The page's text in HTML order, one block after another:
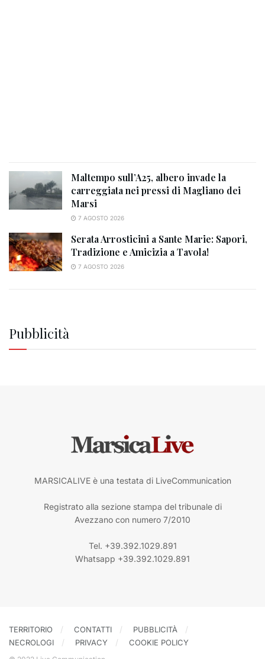
Maltempo sull’A25, albero invade la
carreggiata nei pressi di Magliano dei
Marsi
7 AGOSTO 2026
Serata Arrosticini a Sante Marie: Sapori,
Tradizione e Amicizia a Tavola!
7 AGOSTO 2026
Pubblicità
MARSICALIVE è una testata di LiveCommunication
Registrato alla sezione stampa del tribunale di
Avezzano con numero 7/2010
Tel. +39.392.1029.891
Whatsapp +39.392.1029.891
TERRITORIO CONTATTI
PUBBLICITÀ
NECROLOGI
PRIVACY COOKIE POLICY